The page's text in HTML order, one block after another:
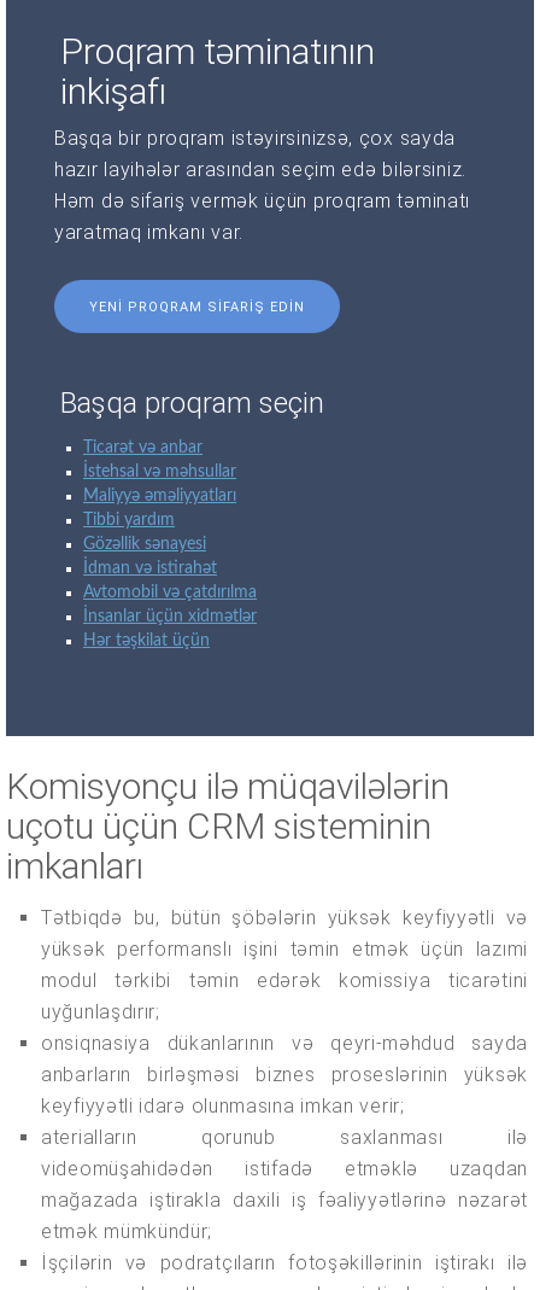
Proqram təminatının
inkişafı
Başqa bir proqram istəyirsinizsə, çox sayda
hazır layihələr arasından seçim edə bilərsiniz.
Həm də sifariş vermək üçün proqram təminatı
yaratmaq imkanı var.
YENI PROQRAM SIFARIŞ EDIN
Başqa proqram seçin
Ticarət və anbar
İstehsal və məhsullar
Maliyyə əməliyyatları
Tibbi yardım
Gözəllik sənayesi
İdman və istirahət
Avtomobil və çatdırılma
İnsanlar üçün xidmətlər
Hər təşkilat üçün
Komisyonçu ilə müqavilələrin
uçotu üçün CRM sisteminin
imkanları
Tətbiqdə bu, bütün şöbələrin yüksək keyfiyyətli və
yüksək performanslı işini təmin etmək üçün lazımi
modul tərkibi təmin edərək komissiya ticarətini
uyğunlaşdırır;
onsiqnasiya dükanlarının və qeyri-məhdud sayda
anbarların birləşməsi biznes proseslərinin yüksək
keyfiyyətli idarə olunmasına imkan verir;
aterialların qorunub saxlanması ilə
videomüşahidədən istifadə etməklə uzaqdan
mağazada iştirakla daxili iş fəaliyyətlərinə nəzarət
etmək mümkündür;
İşçilərin və podratçıların fotoşəkillərinin iştirakı ilə